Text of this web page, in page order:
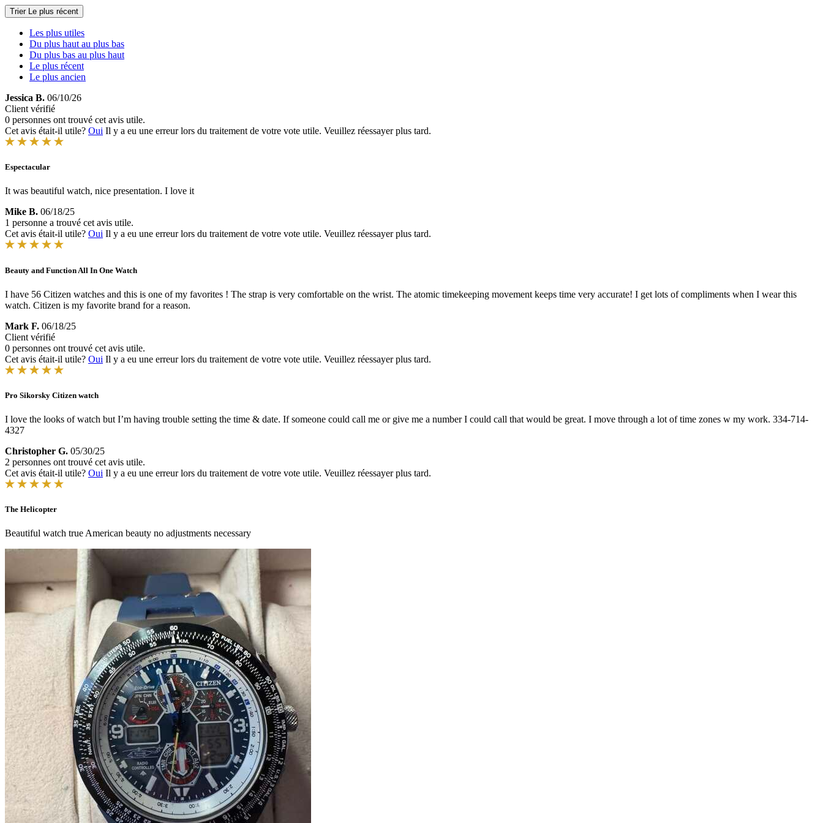
Trier Le plus récent
Les plus utiles
Du plus haut au plus bas
Du plus bas au plus haut
Le plus récent
Le plus ancien
Jessica B. 06/10/26
Client vérifié
0 personnes ont trouvé cet avis utile.
Cet avis était-il utile? Oui Il y a eu une erreur lors du traitement de votre vote utile. Veuillez réessayer plus tard.
Espectacular
It was beautiful watch, nice presentation. I love it
Mike B. 06/18/25
1 personne a trouvé cet avis utile.
Cet avis était-il utile? Oui Il y a eu une erreur lors du traitement de votre vote utile. Veuillez réessayer plus tard.
Beauty and Function All In One Watch
I have 56 Citizen watches and this is one of my favorites ! The strap is very comfortable on the wrist. The atomic timekeeping movement keeps time very accurate! I get lots of compliments when I wear this
watch. Citizen is my favorite brand for a reason.
Mark F. 06/18/25
Client vérifié
0 personnes ont trouvé cet avis utile.
Cet avis était-il utile? Oui Il y a eu une erreur lors du traitement de votre vote utile. Veuillez réessayer plus tard.
Pro Sikorsky Citizen watch
I love the looks of watch but I’m having trouble setting the time & date. If someone could call me or give me a number I could call that would be great. I move through a lot of time zones w my work. 334-714-
4327
Christopher G. 05/30/25
2 personnes ont trouvé cet avis utile.
Cet avis était-il utile? Oui Il y a eu une erreur lors du traitement de votre vote utile. Veuillez réessayer plus tard.
The Helicopter
Beautiful watch true American beauty no adjustments necessary